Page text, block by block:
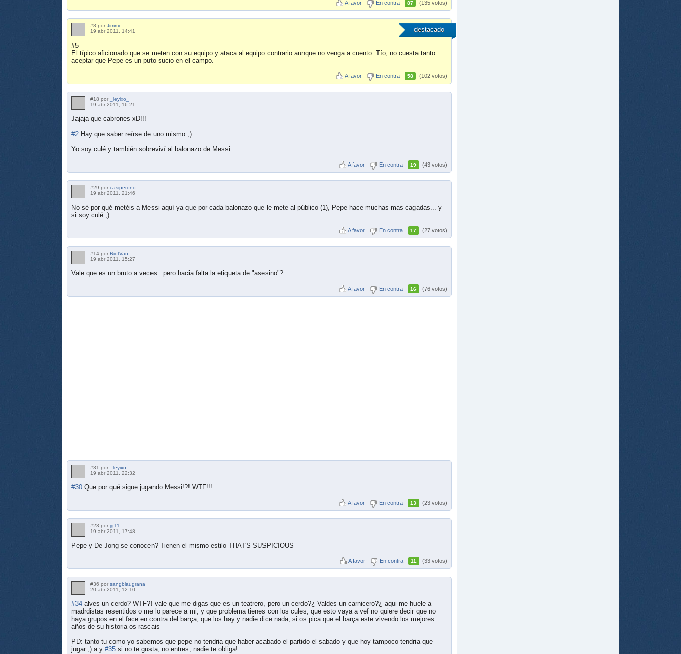
A favor En contra 87 (135 votos)
destacado
#8 por Jimmi
19 abr 2011, 14:41
#5
El típico aficionado que se meten con su equipo y ataca al equipo contrario aunque no venga a cuento. Tío, no cuesta tanto
aceptar que Pepe es un puto sucio en el campo.
A favor En contra 58 (102 votos)
#18 por
_leyixo_
19 abr 2011, 16:21
Jajaja que cabrones xD!!!
#2 Hay que saber reírse de uno mismo ;)
Yo soy culé y también sobreviví al balonazo de Messi
A favor En contra 19 (43 votos)
#29 por casiperono
19 abr 2011, 21:46
No sé por qué metéis a Messi aquí ya que por cada balonazo que le mete al público (1), Pepe hace muchas mas cagadas... y
si soy culé ;)
A favor En contra 17 (27 votos)
#14 por RiotVan
19 abr 2011, 15:27
Vale que es un bruto a veces...pero hacia falta la etiqueta de "asesino"?
A favor En contra 16 (76 votos)
#31 por
_leyixo_
19 abr 2011, 22:32
#30 Que por qué sigue jugando Messi!?! WTF!!!
A favor En contra 13 (23 votos)
#23 por jg11
19 abr 2011, 17:48
Pepe y De Jong se conocen? Tienen el mismo estilo THAT'S SUSPICIOUS
A favor En contra 11 (33 votos)
#36 por sangblaugrana
20 abr 2011, 12:10
#34 alves un cerdo? WTF?! vale que me digas que es un teatrero, pero un cerdo?¿ Valdes un carnicero?¿ aqui me huele a
madrdistas resentidos o me lo parece a mi, y que problema tienes con los cules, que esto vaya a vef no quiere decir que no
haya grupos en el face en contra del barça, que los hay y nadie dice nada, si os pica que el barça este vivendo los mejores
años de su historia os rascais
PD: tanto tu como yo sabemos que pepe no tendria que haber acabado el partido el sabado y que hoy tampoco tendria que
jugar ;) a y #35 si no te gusta, no entres, nadie te obliga!